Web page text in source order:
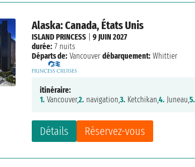
Alaska: Canada, États Unis
Détails Réservez-vous
ISLAND PRINCESS |9 JUIN 2027
durée: 7 nuits
Départs de: Vancouver débarquement: Whittier
itinéraire:
1. Vancouver,2. navigation,3. Ketchikan,4. Juneau,5.